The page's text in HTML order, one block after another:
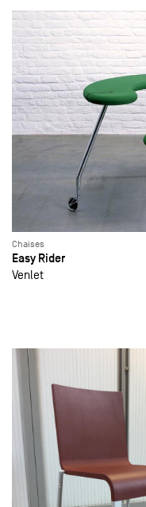
Chaises
Easy Rider
Venlet